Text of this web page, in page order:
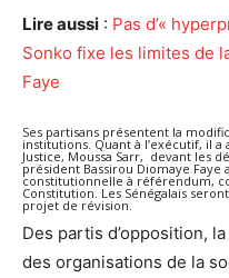
Lire aussi : Pas d’«
Sonko fixe les limites de
Faye
Ses partisans présentent la
institutions. Quant à l’exécutif, il
Justice, Moussa Sarr, devant les
président Bassirou Diomaye
constitutionnelle à référendum,
Constitution. Les Sénégalais
projet de révision.
Des partis d’opposition,
des organisations de la